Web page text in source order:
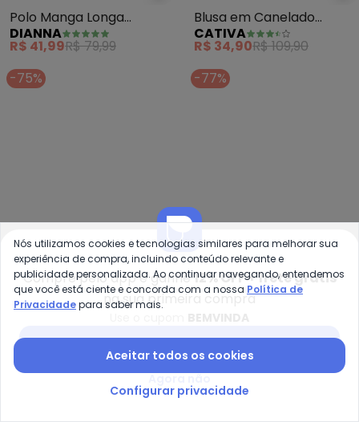
Dianna - Polo Manga Longa
Polo Manga Longa
Feminina Cotton Leve
(Preto)
DIANNA
Blusa em Canelado
(Branco)
CATIVA
-75%
bonprix - Blusa Gola Choker
(Verde Jade)
BONPRIX
R$ 19,99 R$ 79,99
-77%
Mangas e no Decote
(Rosa)
BONPRIX
R$ 19,99R$ 89,99
-75%
Compre pelo app e ganhe12% OFF + frete grátis
na sua primeira compra
Nós utilizamos cookies e tecnologias similares para melhorar sua
experiência de compra, incluindo conteúdo relevante e
publicidade personalizada. Ao continuar navegando, entendemos
que você está ciente e concorda com a nossa Política de
Privacidadepara saber mais.
Aceitar todos os cookies
Configurar privacidade